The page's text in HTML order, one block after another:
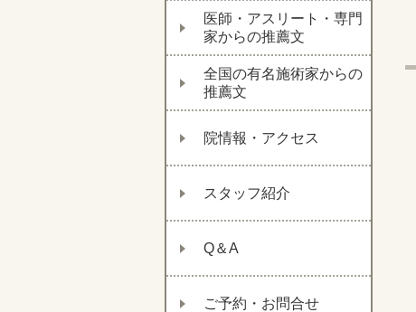
医師・アスリート・専門
家からの推薦文
全国の有名施術家からの
推薦文
院情報・アクセス
スタッフ紹介
Q＆A
ご予約・お問合せ